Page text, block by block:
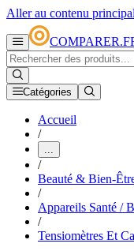
Aller au contenu principal
Catégories
Accueil
/
...
/
Beauté & Bien-
/
Appareils Santé /
/
Tensiomètres Et